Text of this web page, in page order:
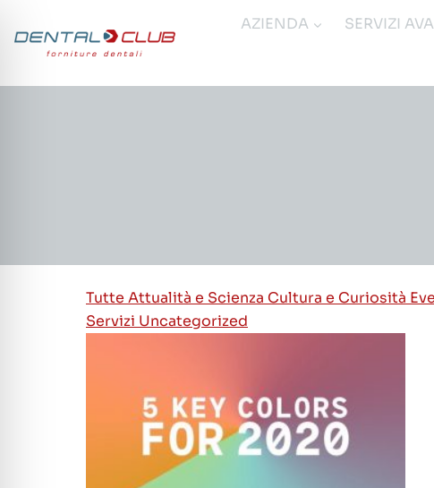
contenuto
AZIENDA SERVIZI
Tutte Attualità e Scienza Cultura e Curiosità
Servizi Uncategorized